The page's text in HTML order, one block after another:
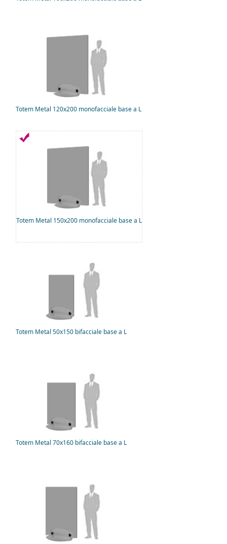
Totem Metal 120x200 monofacciale base a L
Totem Metal 150x200 monofacciale base a L
Totem Metal 50x150 bifacciale base a L
Totem Metal 70x160 bifacciale base a L